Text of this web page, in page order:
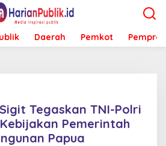
Daerah Pemkot Pemprov
Tegaskan TNI-Polri
Pemerintah
Papua